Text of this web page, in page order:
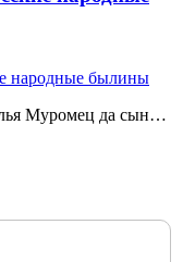
Муромец да сын…